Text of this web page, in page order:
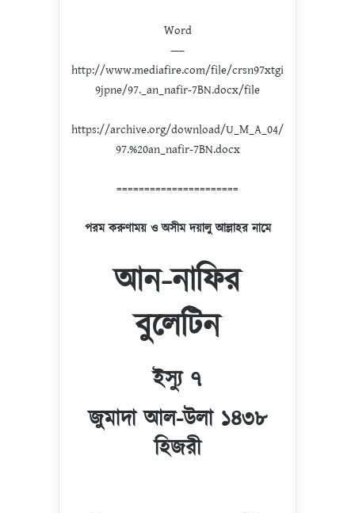
Word
—–
http://www.mediafire.com/file/crsn97xtgi
9jpne/97._an_nafir-7BN.docx/file
https://archive.org/download/U_M_A_04/
97.%20an_nafir-7BN.docx
======================
পরম করুণাময় ও অসীম দয়ালু আল্লাহর নামে
আন-নাফির
বুলেটিন
ইস্যু ৭
জুমাদা আল-উলা ১৪৩৮
হিজরী